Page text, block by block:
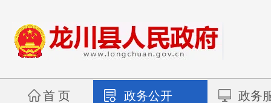
首 页 政务公开 政务